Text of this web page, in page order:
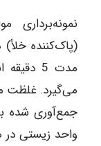
نمونه‌برداری
(پاک‌کننده
مدت 5
می‌گیرد. غلظت
جمع‌آوری شده